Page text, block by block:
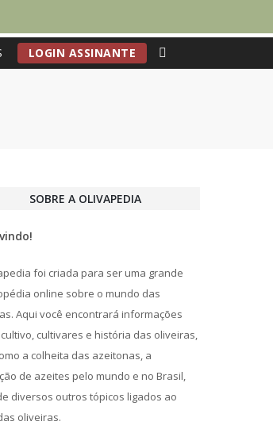
LOGIN ASSINANTE
SOBRE A OLIVAPEDIA
foi criada para ser uma grande
online sobre o mundo das
Aqui você encontrará informações
cultivares e história das oliveiras,
a colheita das azeitonas, a
de azeites pelo mundo e no Brasil,
diversos outros tópicos ligados ao
oliveiras.